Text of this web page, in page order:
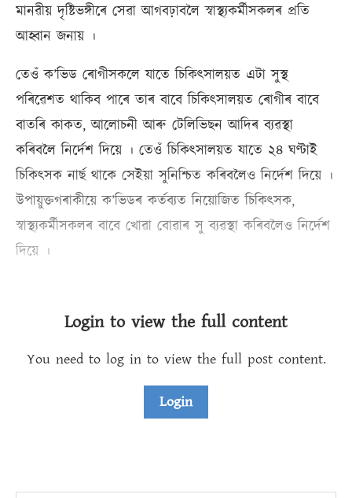
মানৱীয় দৃষ্টিভঙ্গীৰে সেৱা আগবঢ়াবলৈ স্বাস্থ্যকৰ্মীসকলৰ প্ৰতি
আহ্বান জনায় ।
তেওঁ ক’ভিড ৰোগীসকলে যাতে চিকিৎসালয়ত এটা সুস্থ
পৰিৱেশত থাকিব পাৰে তাৰ বাবে চিকিৎসালয়ত ৰোগীৰ বাবে
বাতৰি কাকত, আলোচনী আৰু টেলিভিছন আদিৰ ব্যৱস্থা
কৰিবলৈ নিৰ্দেশ দিয়ে । তেওঁ চিকিৎসালয়ত যাতে ২৪ ঘণ্টাই
চিকিৎসক নাৰ্ছ থাকে সেইয়া সুনিশ্চিত কৰিবলৈও নিৰ্দেশ দিয়ে ।
উপায়ুক্তগৰাকীয়ে ক’ভিডৰ কৰ্তব্যত নিয়োজিত চিকিৎসক,
স্বাস্থ্যকর্মীসকলৰ বাবে খোৱা বোৱাৰ সু ব্যৱস্থা কৰিবলৈও নিৰ্দেশ
দিয়ে ।
Login to view the full content
You need to log in to view the full post content.
Login